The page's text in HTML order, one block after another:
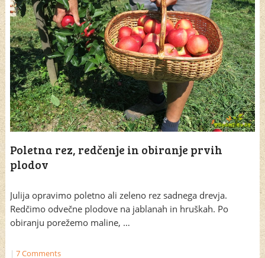
Poletna rez, redčenje in obiranje prvih
plodov
Julija opravimo poletno ali zeleno rez sadnega drevja.
Redčimo odvečne plodove na jablanah in hruškah. Po
obiranju porežemo maline, …
| 7 Comments